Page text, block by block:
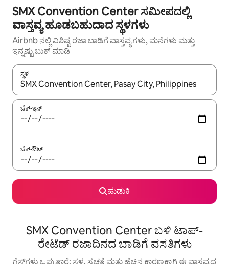
SMX Convention Center ಸಮೀಪದಲ್ಲಿ
ವಾಸ್ತವ್ಯ ಹೂಡಬಹುದಾದ ಸ್ಥಳಗಳು
Airbnb ನಲ್ಲಿ ವಿಶಿಷ್ಟ ರಜಾ ಬಾಡಿಗೆ ವಾಸ್ತವ್ಯಗಳು, ಮನೆಗಳು ಮತ್ತು
ಇನ್ನಷ್ಟು ಬುಕ್ ಮಾಡಿ
ಸ್ಥಳ
ಫಲಿತಾಂಶಗಳು ಲಭ್ಯವಿರುವಾಗ, ಅಪ್ ಮತ್ತು ಡೌನ್ ಬಾಣದ ಕೀಲಿಗಳೊಂದಿಗೆ
ಚೆಕ್-ಇನ್
ಚೆಕ್-ಔಟ್
ಹುಡುಕಿ
SMX Convention Center ಬಳಿ ಟಾಪ್-
ರೇಟೆಡ್ ರಜಾದಿನದ ಬಾಡಿಗೆ ವಸತಿಗಳು
ಗೆಸ್ಟ್‌ಗಳು ಒಪ್ಪುತ್ತಾರೆ: ಸ್ಥಳ, ಸ್ವಚ್ಛತೆ ಮತ್ತು ಹೆಚ್ಚಿನ ಕಾರಣಕ್ಕಾಗಿ ಈ ವಾಸ್ತವ್ಯದ